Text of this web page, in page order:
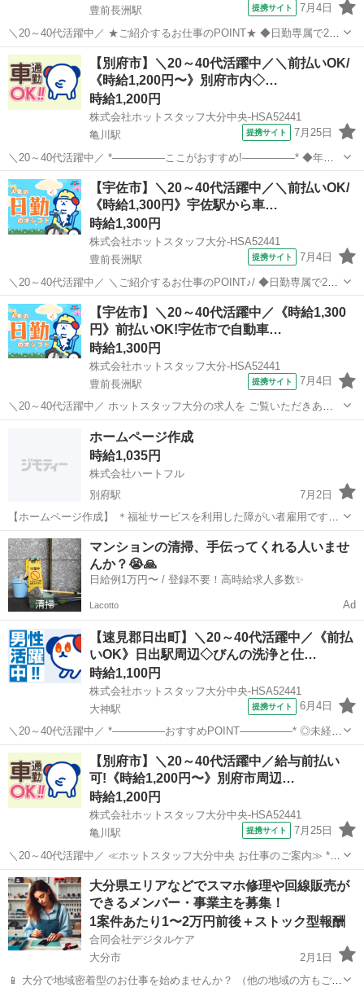
豊前長洲駅
提携サイト 7月4日
＼20～40代活躍中／ ★ご紹介するお仕事のPOINT★ ◆日勤専属で20
万円以上可能 ◆未経験でも始めやすいお仕事 ◆重量物の扱いなしで身
体の負担なし ◆土日休みで家庭時間を大切にできる
◆◆◆◆◆◆◆◆◆◆◆◆◆◆◆...
大分 宇佐市 豊前長洲駅
【別府市】＼20～40代活躍中／＼前払いOK/
《時給1,200円〜》別府市内◇…
時給1,200円
株式会社ホットスタッフ大分中央-HSA52441
亀川駅
提携サイト 7月25日
＼20～40代活躍中／ *—————ここがおすすめ!—————* ◆年間
休日120日でプライベート充実 ◆無料駐車場完備でマイカー通勤もラ
クラク ◆作業服は無料で貸与! ◆未経験歓迎!教育体制ありで安心スタ
ート *———...
大分 別府市 亀川駅
【宇佐市】＼20～40代活躍中／＼前払いOK/
《時給1,300円》宇佐駅から車…
時給1,300円
株式会社ホットスタッフ大分-HSA52441
豊前長洲駅
提携サイト 7月4日
＼20～40代活躍中／ ＼ご紹介するお仕事のPOINT♪/ ◆日勤専属で20
万円以上可能 ◆未経験の方でも始めやすいお仕事 ◆重量物なしで体へ
の負担が少ない ◆土日休みで家庭時間を大切にできる
=============...
大分 宇佐市 豊前長洲駅
【宇佐市】＼20～40代活躍中／《時給1,300
円》前払いOK!宇佐市で自動車…
時給1,300円
株式会社ホットスタッフ大分-HSA52441
豊前長洲駅
提携サイト 7月4日
＼20～40代活躍中／ ホットスタッフ大分の求人を ご覧いただきあり
がとうございます▼・ω・▽ ＼ ご紹介するお仕事のPOINT / ◆日勤専
属で20万円以上可能 ◆未経験でも始めやすいお仕事 ◆重量物の扱いな
その他
ホームページ作成
時給1,035円
株式会社ハートフル
別府駅
7月2日
【ホームページ作成】 ＊福祉サービスを利用した障がい者雇用です。
・ホームページ制作が一人でできるＷｅｂクリエイター募集！ ・ホー
ムページ制作、作成、クリエイター経験者優遇。 ・週2日～4日 ★スタ
ッフの細やかな指...
大分 別府市 その他 ホームページ制作
マンションの清掃、手伝ってくれる人いませ
んか？😭🙏
日給例1万円〜 / 登録不要！高時給求人多数✨
Lacotto Ad
【速見郡日出町】＼20～40代活躍中／《前払
いOK》日出駅周辺◇びんの洗浄と仕…
時給1,100円
株式会社ホットスタッフ大分中央-HSA52441
大神駅
提携サイト 6月4日
＼20～40代活躍中／ *—————おすすめPOINT—————* ◎未経験
OK(作業はシンプルで覚えやすい) ◎完全日勤&残業なしで生活リズム
安定 ◎土日祝休み+長期休暇ありでプライベート充実 ◎コツコツ&
黙々作業が好き...
大分 速見郡 大神駅
【別府市】＼20～40代活躍中／給与前払い
可!《時給1,200円〜》別府市周辺…
時給1,200円
株式会社ホットスタッフ大分中央-HSA52441
亀川駅
提携サイト 7月25日
＼20～40代活躍中／ ≪ホットスタッフ大分中央 お仕事のご案内≫ *
—————おすすめPOINT—————* ◇年間休日120日でプライベー
ト充実 ◇無料駐車場完備でマイカー通勤もラクラク ◇作業服は無料で
貸与! ◇未...
大分 別府市 亀川駅 その他
大分県エリアなどでスマホ修理や回線販売が
できるメンバー・事業主を募集！
1案件あたり1〜2万円前後＋ストック型報酬
合同会社デジタルケア
大分市
2月1日
📱 大分で地域密着型のお仕事を始めませんか？ （他の地域の方もご相